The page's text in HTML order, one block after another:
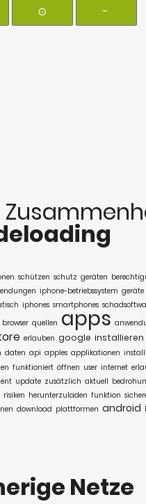
⊙ -
schützen schutz geräten
iphone-betriebssystem geräte
iphones smartphones
browser quellen apps
erlauben google installieren
daten api apples applikationen
funktioniert öffnen user internet
update zusätzlich aktuell
risiken herunterzuladen funktion
download plattformen android
Netze